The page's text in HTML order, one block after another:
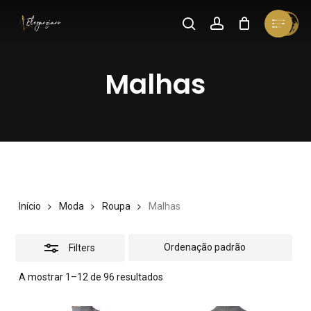
searchaccount
Menu
Close
Cart
Malhas
Início Moda Roupa Malhas
Filters
A mostrar 1–12 de 96 resultados
Close